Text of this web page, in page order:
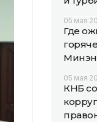
05 мая
Где
05 мая
КНБ